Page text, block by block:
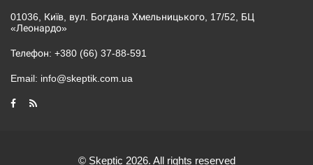
01036, Київ, вул. Богдана Хмельницького, 17/52, БЦ
«Леонардо»
Телефон: +380 (66) 37-88-591
Email: info@skeptik.com.ua
© Skeptic 2026. All rights reserved